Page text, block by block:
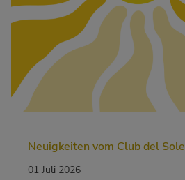
Neuigkeiten vom Club del Sole
01 Juli 2026